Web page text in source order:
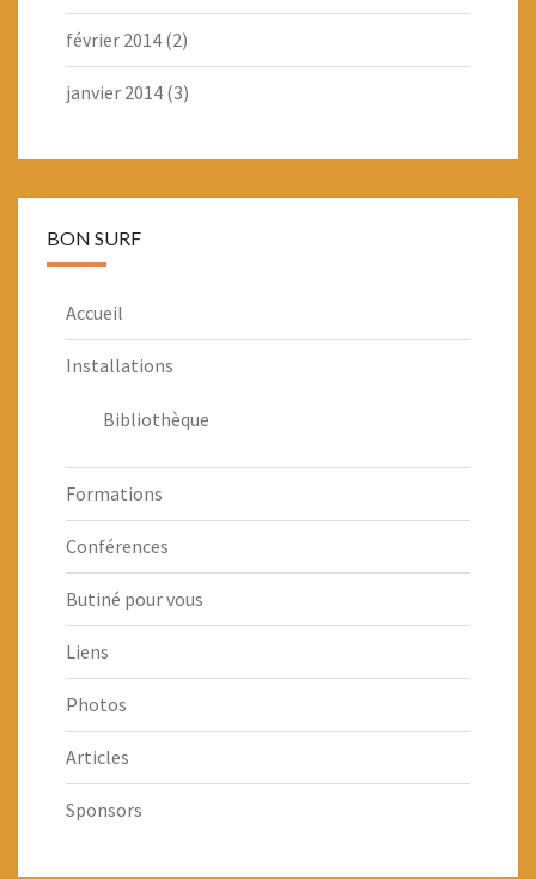
février 2014 (2)
janvier 2014 (3)
BON SURF
Accueil
Installations
Bibliothèque
Formations
Conférences
Butiné pour vous
Liens
Photos
Articles
Sponsors